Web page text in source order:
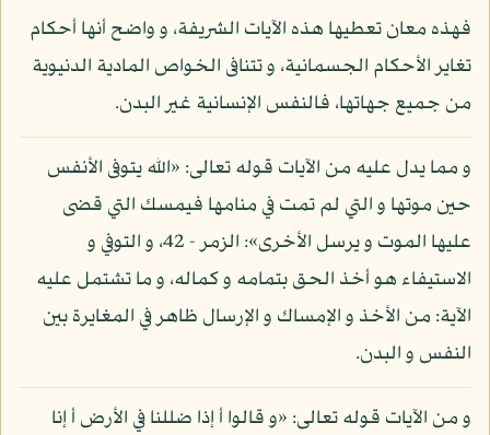
فهذه معان تعطيها هذه الآيات الشريفة، و واضح أنها أحكام
تغاير الأحكام الجسمانية، و تتنافى الخواص المادية الدنيوية
من جميع جهاتها، فالنفس الإنسانية غير البدن.
و مما يدل عليه من الآيات قوله تعالى: «الله يتوفى الأنفس
حين موتها و التي لم تمت في منامها فيمسك التي قضى
عليها الموت و يرسل الأخرى»: الزمر - 42، و التوفي و
الاستيفاء هو أخذ الحق بتمامه و كماله، و ما تشتمل عليه
الآية: من الأخذ و الإمساك و الإرسال ظاهر في المغايرة بين
النفس و البدن.
و من الآيات قوله تعالى: «و قالوا أ إذا ضللنا في الأرض أ إنا